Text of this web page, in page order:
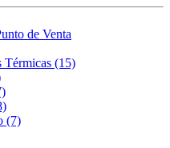
de Venta
Térmicas (15)
(7)